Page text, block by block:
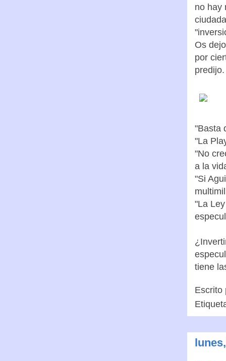
no hay
Os
por
predijo.
"Basta
"La
"No
a la
"Si
"La
tiene